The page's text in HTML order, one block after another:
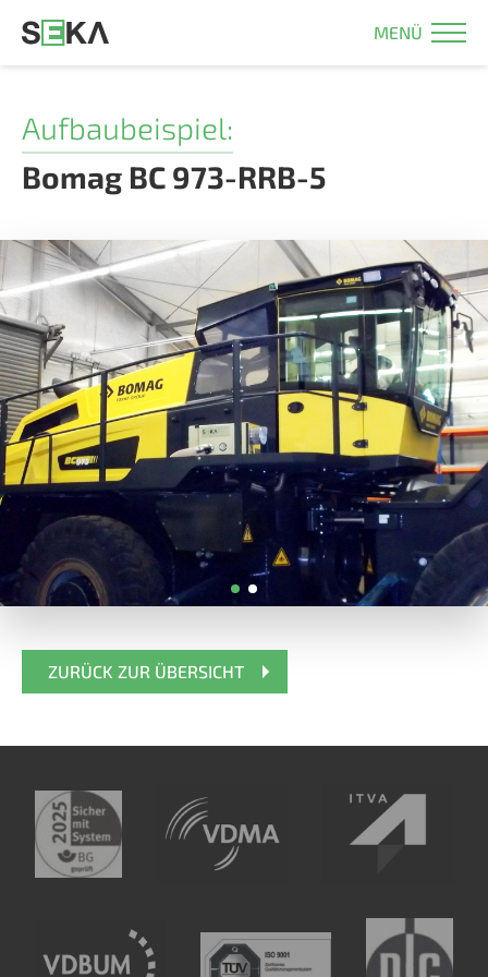
MENÜ
Aufbaubeispiel:
Bomag BC 973-RRB-5
ZURÜCK ZUR ÜBERSICHT